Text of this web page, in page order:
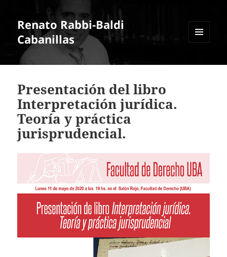
Renato Rabbi-Baldi
Cabanillas
WIDGETS
Presentación del libro
Interpretación jurídica.
Teoría y práctica
jurisprudencial.